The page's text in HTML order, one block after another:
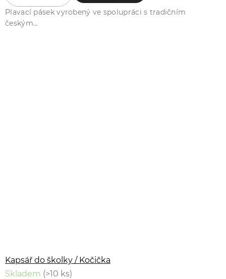
Plavací pásek vyrobený ve spolupráci s tradičním
českým...
Kapsář do školky / Kočička
Skladem (>10 ks)